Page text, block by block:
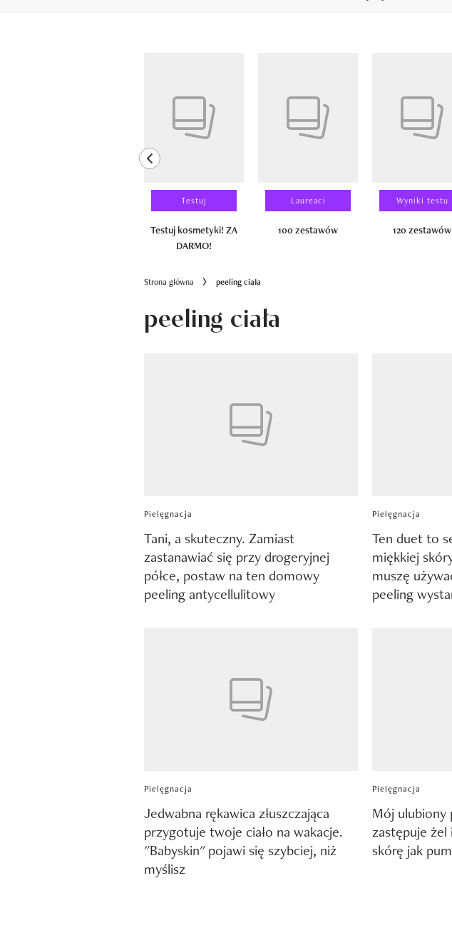
previous element
Testuj
Testuj kosmetyki! ZA
DARMO!
Laureaci
100 zestawów
Wyniki testu
120 zestawów
Strona główna peeling ciała
peeling ciała
Pielęgnacja
Tani, a skuteczny. Zamiast
zastanawiać się przy drogeryjnej
półce, postaw na ten domowy
peeling antycellulitowy
Pielęgnacja
Ten duet to
miękkiej
muszę
peeling
Pielęgnacja
Jedwabna rękawica złuszczająca
przygotuje twoje ciało na wakacje.
"Babyskin" pojawi się szybciej, niż
myślisz
Pielęgnacja
Mój ulubiony
zastępuje żel
skórę jak